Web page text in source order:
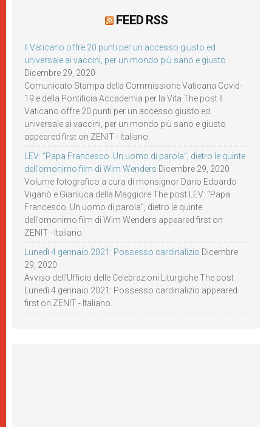
FEED RSS
Il Vaticano offre 20 punti per un accesso giusto ed
universale ai vaccini, per un mondo più sano e giusto
Dicembre 29, 2020
Comunicato Stampa della Commissione Vaticana Covid-
19 e della Pontificia Accademia per la Vita The post Il
Vaticano offre 20 punti per un accesso giusto ed
universale ai vaccini, per un mondo più sano e giusto
appeared first on ZENIT - Italiano.
LEV: “Papa Francesco. Un uomo di parola”, dietro le quinte
dell’omonimo film di Wim Wenders Dicembre 29, 2020
Volume fotografico a cura di monsignor Dario Edoardo
Viganò e Gianluca della Maggiore The post LEV: “Papa
Francesco. Un uomo di parola”, dietro le quinte
dell’omonimo film di Wim Wenders appeared first on
ZENIT - Italiano.
Lunedì 4 gennaio 2021: Possesso cardinalizio Dicembre
29, 2020
Avviso dell’Ufficio delle Celebrazioni Liturgiche The post
Lunedì 4 gennaio 2021: Possesso cardinalizio appeared
first on ZENIT - Italiano.